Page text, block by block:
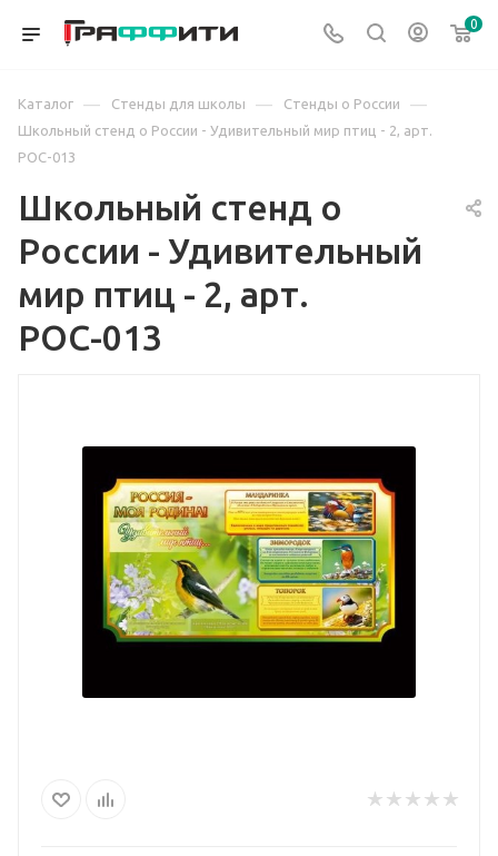
0
Каталог — Стенды для школы — Стенды о России —
Школьный стенд о России - Удивительный мир птиц - 2, арт.
РОС-013
Школьный стенд о
России - Удивительный
мир птиц - 2, арт.
РОС-013